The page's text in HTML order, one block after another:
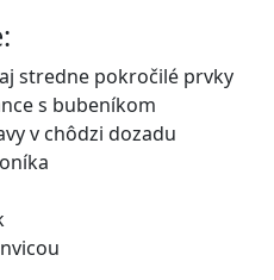
stredne pokročilé prvky
s bubeníkom
v chôdzi dozadu